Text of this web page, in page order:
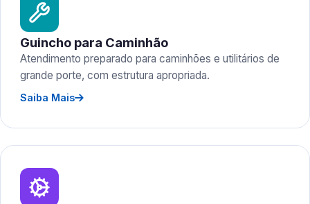
Guincho para Caminhão
Atendimento preparado para caminhões e utilitários de
grande porte, com estrutura apropriada.
Saiba Mais